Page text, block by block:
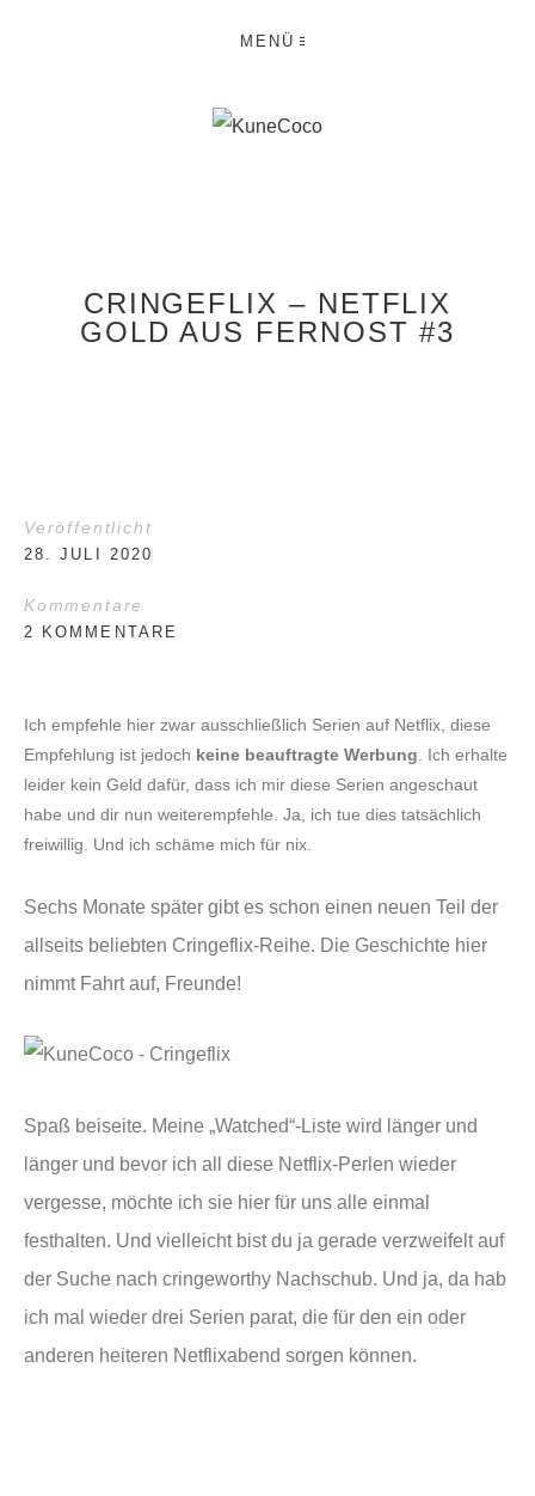
MENÜ
CRINGEFLIX – NETFLIX
GOLD AUS FERNOST #3
Veröffentlicht
28. JULI 2020
Kommentare
2 KOMMENTARE
Ich empfehle hier zwar ausschließlich Serien auf Netflix, diese
Empfehlung ist jedoch keine beauftragte Werbung. Ich erhalte
leider kein Geld dafür, dass ich mir diese Serien angeschaut
habe und dir nun weiterempfehle. Ja, ich tue dies tatsächlich
freiwillig. Und ich schäme mich für nix.
Sechs Monate später gibt es schon einen neuen Teil der
allseits beliebten Cringeflix-Reihe. Die Geschichte hier
nimmt Fahrt auf, Freunde!
Spaß beiseite. Meine „Watched“-Liste wird länger und
länger und bevor ich all diese Netflix-Perlen wieder
vergesse, möchte ich sie hier für uns alle einmal
festhalten. Und vielleicht bist du ja gerade verzweifelt auf
der Suche nach cringeworthy Nachschub. Und ja, da hab
ich mal wieder drei Serien parat, die für den ein oder
anderen heiteren Netflixabend sorgen können.